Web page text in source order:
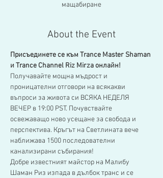
мащабиране
About the Event
Присъединете се към Trance Master Shaman
и Trance Channel Riz Mirza онлайн!
Получавайте мощна мъдрост и
проницателни отговори на всякакви
въпроси за живота си ВСЯКА НЕДЕЛЯ
ВЕЧЕР в 19:00 PST. Почувствайте
освежаващо ново усещане за свобода и
перспектива. Кръгът на Светлината вече
наближава 1500 последователни
канализирани събирания!
Добре известният майстор на Малибу
Шаман Риз изпада в дълбок транс и се